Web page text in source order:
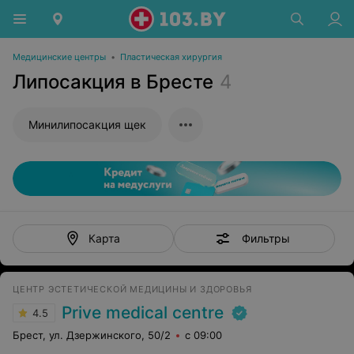
Медицинские центры • Пластическая хирургия
Липосакция в Бресте 4
Минилипосакция щек
Карта Фильтры
ЦЕНТР ЭСТЕТИЧЕСКОЙ МЕДИЦИНЫ И ЗДОРОВЬЯ
4.5 Prive medical centre
Брест, ул. Дзержинского, 50/2 с 09:00